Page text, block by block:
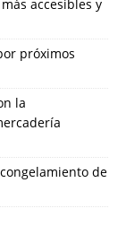
accesibles y
próximos
la
de